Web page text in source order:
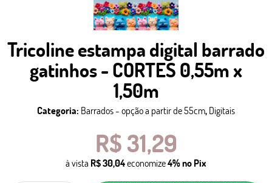
Tricoline estampa digital barrado
gatinhos - CORTES 0,55m x
1,50m
Categoria: Barrados - opção a partir de 55cm, Digitais
R$ 31,29
à vista R$ 30,04economize4%no Pix